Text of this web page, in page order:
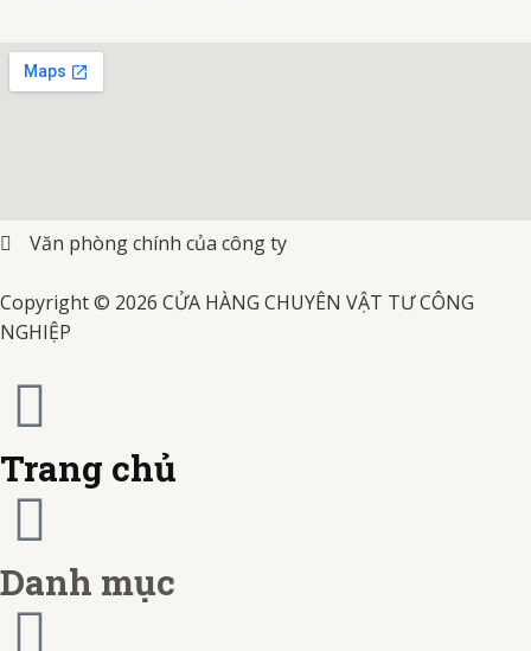
e
o
k
t
r
a
e
c
-
s
a
c
-
s
t
r
c
a
b t
-
Văn phòng chính của công ty
Copyright © 2026 CỬA HÀNG CHUYÊN VẬT TƯ CÔNG
NGHIỆP
Trang chủ
Danh mục